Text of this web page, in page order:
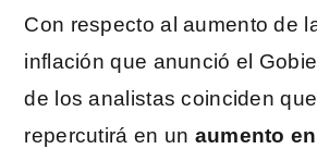
Con respecto al aumento de
inflación que anunció el
de los analistas coinciden
repercutirá en un aumento